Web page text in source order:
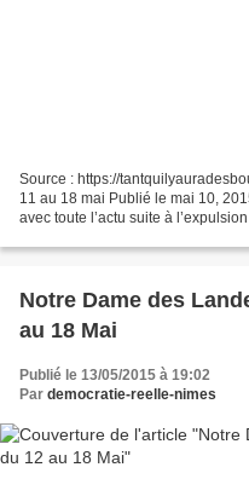
Source : https://
11 au 18 mai Publié le mai 10,
avec toute l’actu suite à
Notre Dame des
au 18 Mai
Publié le 13/05/2015 à 19:02
Par democratie-reelle-nimes